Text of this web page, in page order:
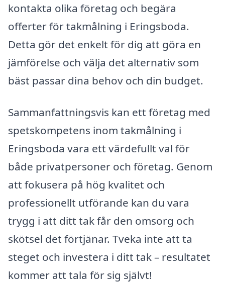
kontakta olika företag och begära
offerter för takmålning i Eringsboda.
Detta gör det enkelt för dig att göra en
jämförelse och välja det alternativ som
bäst passar dina behov och din budget.
Sammanfattningsvis kan ett företag med
spetskompetens inom takmålning i
Eringsboda vara ett värdefullt val för
både privatpersoner och företag. Genom
att fokusera på hög kvalitet och
professionellt utförande kan du vara
trygg i att ditt tak får den omsorg och
skötsel det förtjänar. Tveka inte att ta
steget och investera i ditt tak – resultatet
kommer att tala för sig självt!